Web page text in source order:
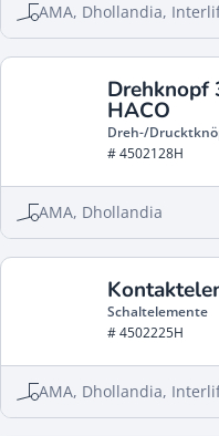
AMA, Dhollandia,
Drehknopf
HACO
Dreh-/
# 4502128H
AMA, Dhollandia
Schaltelemente
# 4502225H
AMA, Dhollandia,